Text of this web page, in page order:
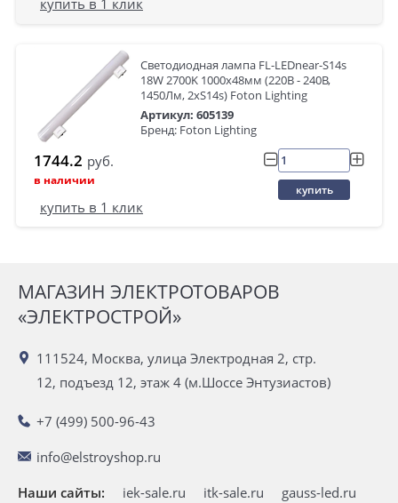
купить в 1 клик
Светодиодная лампа FL-LEDnear-S14s
18W 2700K 1000x48мм (220В - 240В,
1450Лм, 2xS14s) Foton Lighting
Артикул: 605139
Бренд: Foton Lighting
1744.2 руб.
в наличии
купить
купить в 1 клик
МАГАЗИН ЭЛЕКТРОТОВАРОВ
«ЭЛЕКТРОСТРОЙ»
111524, Москва, улица Электродная 2, стр.
12, подъезд 12, этаж 4 (м.Шоссе Энтузиастов)
+7 (499) 500-96-43
info@elstroyshop.ru
Наши сайты: iek-sale.ru itk-sale.ru
gauss-led.ru